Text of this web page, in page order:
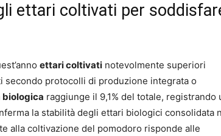
ettari coltivati per
ettari coltivati notevolmente superiori
protocolli di produzione integrata o
raggiunge il 9,1% del totale, registrando
la stabilità degli ettari biologici consolidata
alla coltivazione del pomodoro risponde alle